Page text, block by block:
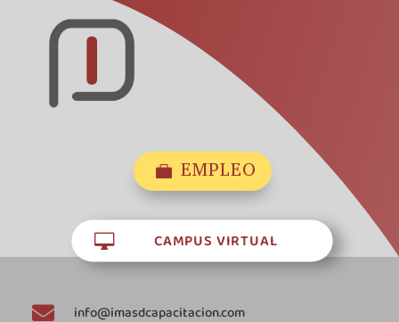
 EMPLEO
 CAMPUS VIRTUAL
 info@imasdcapacitacion.com